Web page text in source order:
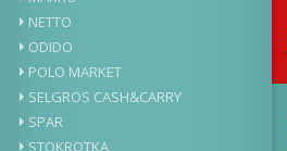
NETTO
ODIDO
POLO MARKET
SELGROS CASH&CARRY
SPAR
STOKROTKA